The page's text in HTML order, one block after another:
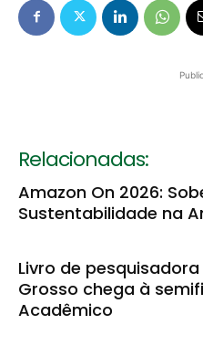
Relacionadas:
Amazon On 2026:
Sustentabilidade na
Livro de
Grosso chega à
Acadêmico